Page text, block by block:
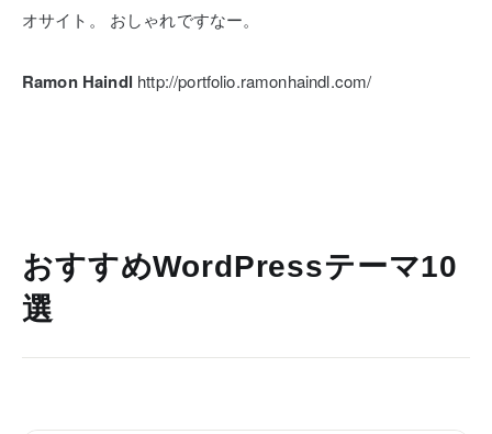
オサイト。
おしゃれですなー。
Ramon Haindl http://portfolio.ramonhaindl.com/
おすすめWordPressテーマ10
選